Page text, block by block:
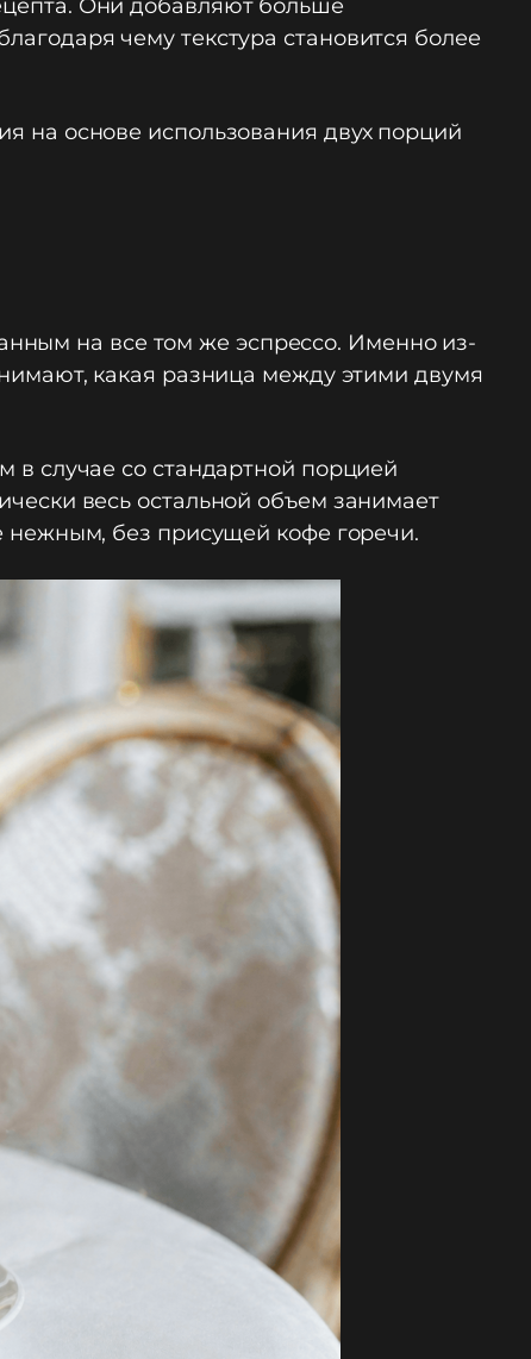
Они добавляют больше
чему текстура становится более
на основе использования двух порций
на все том же эспрессо. Именно из-
какая разница между этими двумя
в случае со стандартной порцией
весь остальной объем занимает
нежным, без присущей кофе горечи.